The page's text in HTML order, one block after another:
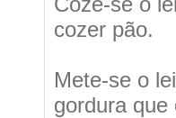
cozer pão.
Mete-se o
gordura que